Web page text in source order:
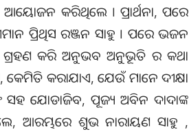
କରିଥିଲେ । ପ୍ରାର୍ଥନା, ପରେ
ପ୍ରିଥିସ ରଞ୍ଜନ ସାହୁ । ପରେ ଭଜନ
ଗ୍ରହଣ କରି ଅନୁଭବ ଅନୁଭୂତି ର କଥା
କରାଯାଏ, ଯେଉଁ ମାନେ ଦୀକ୍ଷା
ଯୋଡାଜିବ, ପୂଜ୍ୟ ଅବିନ ଦାଦାଙ୍କ
ଆରମ୍ଭରେ ଶୁଭ ନାରାୟଣ ସାହୁ ,